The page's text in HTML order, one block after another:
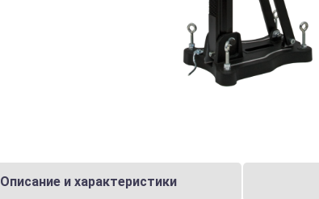
Описание и характеристики